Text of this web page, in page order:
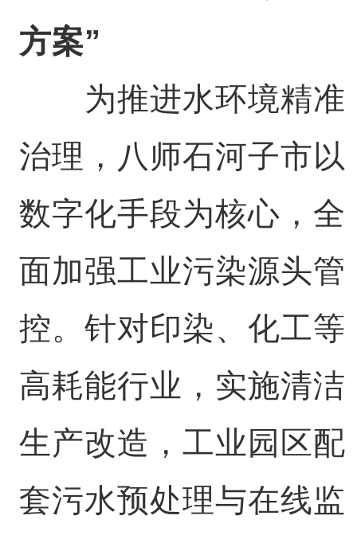
方案”
为推进水环境精准
治理，八师石河子市以
数字化手段为核心，全
面加强工业污染源头管
控。针对印染、化工等
高耗能行业，实施清洁
生产改造，工业园区配
套污水预处理与在线监